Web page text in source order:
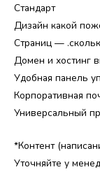
Стандарт
Дизайн какой
Страниц —
Домен и хостинг
Удобная панель
Корпоративная
Универсальный
*Контент
Уточняйте у